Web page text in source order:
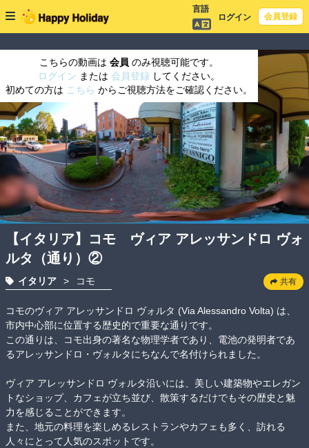
言語
ログイン
会員登録
こちらの動画は 会員 のみ視聴可能です。
ログイン または 会員登録 してください。
初めての方は こちら からご視聴方法をご確認ください。
【イタリア】コモ ヴィア アレッサンドロ ヴォ
ルタ（通り）②
イタリア > コモ 共有
コモのヴィア アレッサンドロ ヴォルタ (Via Alessandro Volta) は、
市内中心部に位置する歴史的で重要な通りです。
この通りは、コモ出身の著名な物理学者であり、電池の発明者であ
るアレッサンドロ・ヴォルタにちなんで名付けられました。
ヴィア アレッサンドロ ヴォルタ沿いには、美しい建築物やエレガン
トなショップ、カフェが立ち並び、散策するだけでもその歴史と魅
力を感じることができます。
また、地元の料理を楽しめるレストランやカフェも多く、訪れる
人々にとって人気のスポットです。